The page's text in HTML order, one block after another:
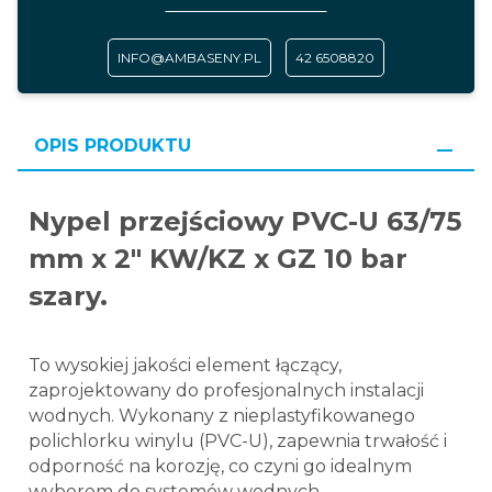
INFO@AMBASENY.PL 42 6508820
OPIS PRODUKTU
Nypel przejściowy PVC-U 63/75
mm x 2" KW/KZ x GZ 10 bar
szary.
To wysokiej jakości element łączący,
zaprojektowany do profesjonalnych instalacji
wodnych. Wykonany z nieplastyfikowanego
polichlorku winylu (PVC-U), zapewnia trwałość i
odporność na korozję, co czyni go idealnym